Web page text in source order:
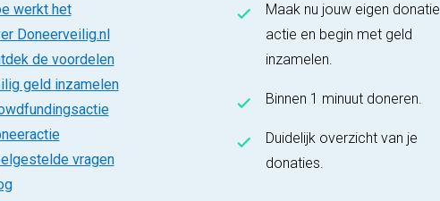
werkt het
Doneerveilig.nl
de voordelen
geld inzamelen
vragen
Maak nu jouw eigen donatie
actie en begin met geld
inzamelen.
Binnen 1 minuut doneren.
Duidelijk overzicht van je
donaties.